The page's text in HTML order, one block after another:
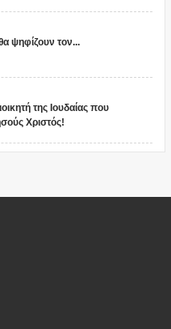
ψηφίζουν τον...
της Ιουδαίας που
Χριστός!